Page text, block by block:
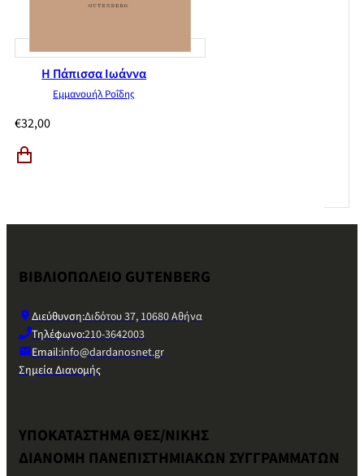
Η Πάπισσα Ιωάννα
Εμμανουήλ Ροΐδης
€32,00
ΒΙΒΛΙΟΠΩΛΕΙΟ GUTENBERG
Διεύθυνση:Διδότου 37, 10680 Αθήνα
Τηλέφωνο:210-3642003
Email:info@dardanosnet.gr
Σημεία Διανομής
ΥΠΟΚΑΤΑΣΤΗΜΑ ΘΕΣ/ΝΙΚΗΣ
ΔΙΑΝΟΜΗ ΠΑΝΕΠΙΣΤΗΜΙΑΚΩΝ ΣΥΓΓΡΑΜΜΑΤΩΝ